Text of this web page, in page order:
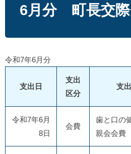
6月分 町長交際
令和7年6月分
支出日
支出
区分
支
令和7年6月
8日
会費
歯と口の
親会会費